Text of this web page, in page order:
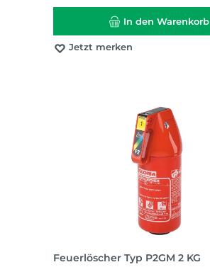
In den Warenkorb
Jetzt merken
Feuerlöscher Typ P2GM 2 KG